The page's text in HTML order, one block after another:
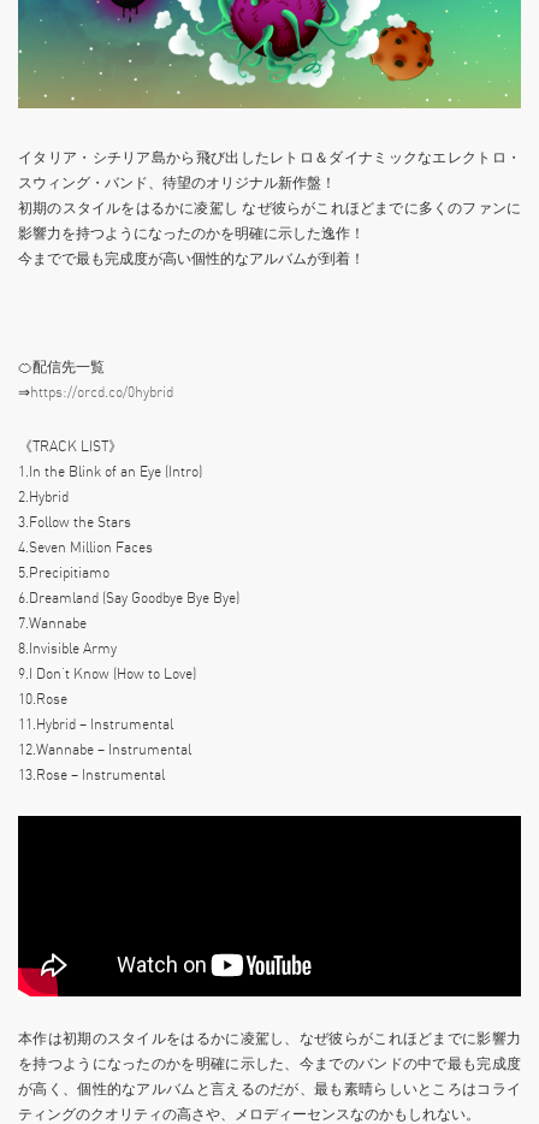
イタリア・シチリア島から飛び出したレトロ＆ダイナミックなエレクトロ・
スウィング・バンド、待望のオリジナル新作盤！
初期のスタイルをはるかに凌駕し なぜ彼らがこれほどまでに多くのファンに
影響力を持つようになったのかを明確に示した逸作！
今までで最も完成度が高い個性的なアルバムが到着！
🍊配信先一覧
⇒https://orcd.co/0hybrid
《TRACK LIST》
1.In the Blink of an Eye (Intro)
2.Hybrid
3.Follow the Stars
4.Seven Million Faces
5.Precipitiamo
6.Dreamland (Say Goodbye Bye Bye)
7.Wannabe
8.Invisible Army
9.I Don’t Know (How to Love)
10.Rose
11.Hybrid – Instrumental
12.Wannabe – Instrumental
13.Rose – Instrumental
本作は初期のスタイルをはるかに凌駕し、なぜ彼らがこれほどまでに影響力
を持つようになったのかを明確に示した、今までのバンドの中で最も完成度
が高く、個性的なアルバムと言えるのだが、最も素晴らしいところはコライ
ティングのクオリティの高さや、メロディーセンスなのかもしれない。